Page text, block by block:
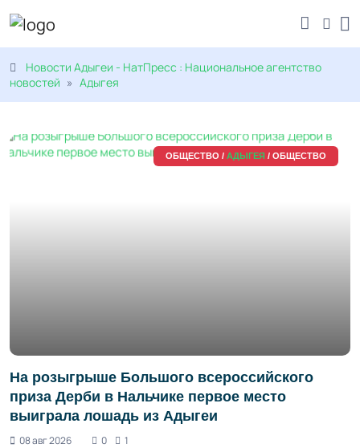
Новости Адыгеи - НатПресс : Национальное агентство
новостей » Адыгея
ОБЩЕСТВО / АДЫГЕЯ / ОБЩЕСТВО
На розыгрыше Большого всероссийского
приза Дерби в Нальчике первое место
выиграла лошадь из Адыгеи
08 авг 2026 0 1